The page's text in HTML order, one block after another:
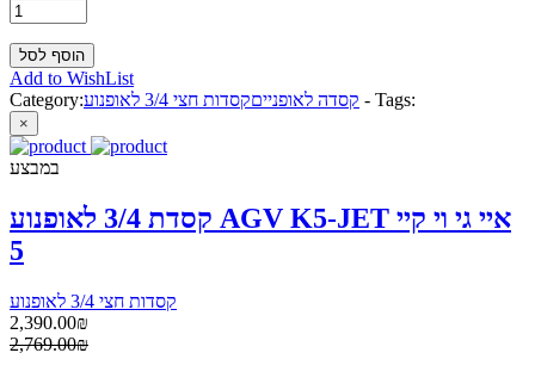
Add to WishList
Category:
קסדה לאופנייםקסדות חצי 3/4 לאופנוע - Tags:
×
במבצע
קסדת 3/4 לאופנוע AGV K5-JET איי גי וי קיי
5
קסדות חצי 3/4 לאופנוע
2,390.00₪
2,769.00₪